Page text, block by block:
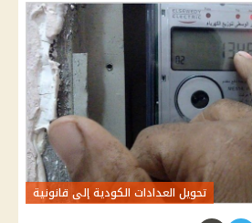
تحويل العدادات الكودية إلى قانونية